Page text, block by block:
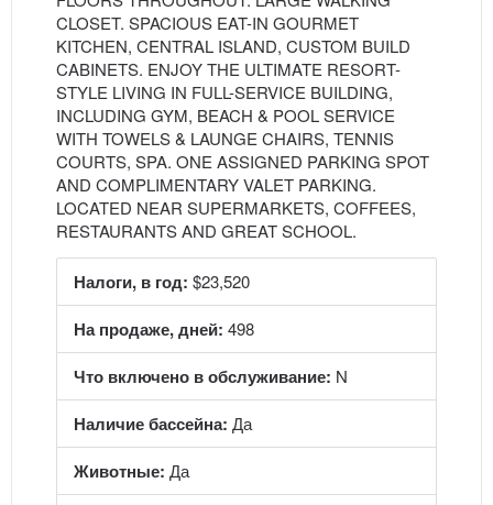
CLOSET. SPACIOUS EAT-IN GOURMET
KITCHEN, CENTRAL ISLAND, CUSTOM BUILD
CABINETS. ENJOY THE ULTIMATE RESORT-
STYLE LIVING IN FULL-SERVICE BUILDING,
INCLUDING GYM, BEACH & POOL SERVICE
WITH TOWELS & LAUNGE CHAIRS, TENNIS
COURTS, SPA. ONE ASSIGNED PARKING SPOT
AND COMPLIMENTARY VALET PARKING.
LOCATED NEAR SUPERMARKETS, COFFEES,
RESTAURANTS AND GREAT SCHOOL.
Налоги, в год: $23,520
На продаже, дней: 498
Что включено в обслуживание: N
Наличие бассейна: Да
Животные: Да